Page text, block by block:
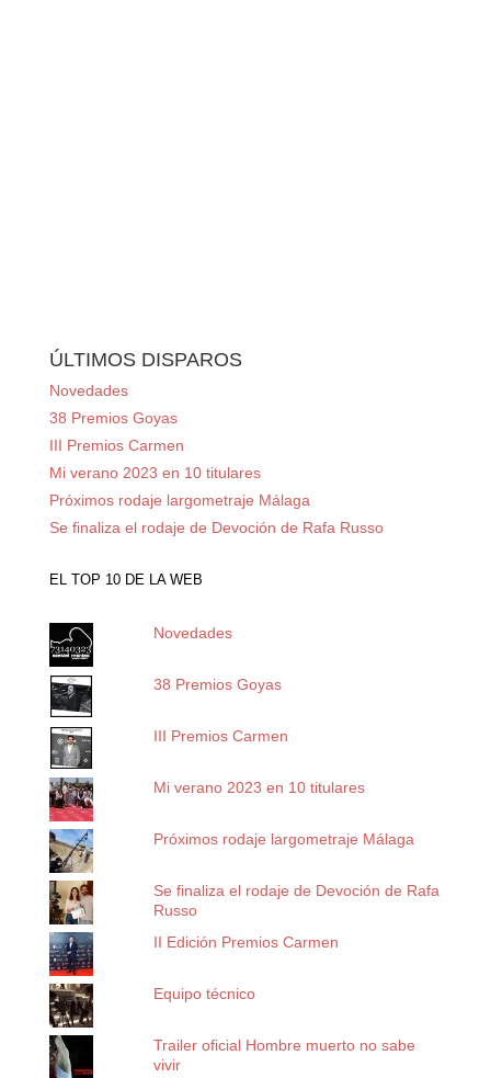
ÚLTIMOS DISPAROS
Novedades
38 Premios Goyas
III Premios Carmen
Mi verano 2023 en 10 titulares
Próximos rodaje largometraje Málaga
Se finaliza el rodaje de Devoción de Rafa Russo
EL TOP 10 DE LA WEB
Novedades
38 Premios Goyas
III Premios Carmen
Mi verano 2023 en 10 titulares
Próximos rodaje largometraje Málaga
Se finaliza el rodaje de Devoción de Rafa
Russo
II Edición Premios Carmen
Equipo técnico
Trailer oficial Hombre muerto no sabe
vivir